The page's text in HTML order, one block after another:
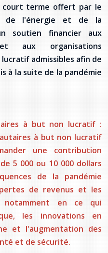
canadienne
pénale
droits et libertés
ou d'occasion ou
un véhicule
Justice)
19
Neuve-et-
de Terre-Neuve-
à TNL
de santé
du gouvernement
pour la
!
court terme offert par le
de l'énergie et de la
soutien financier aux
aux organisations
admissibles afin de
à la suite de la pandémie
à but non lucratif :
à but non lucratif
une contribution
5 000 ou 10 000 dollars
de la pandémie
de revenus et les
notamment en ce qui
les innovations en
et l'augmentation des
et de sécurité.